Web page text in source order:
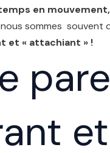
en
sommes souvent
et « attachiant » !